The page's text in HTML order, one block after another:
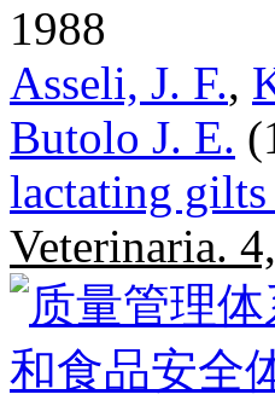
1988
Asseli, J. F.,
Butolo J. E.
lactating
Veterinaria. 4,